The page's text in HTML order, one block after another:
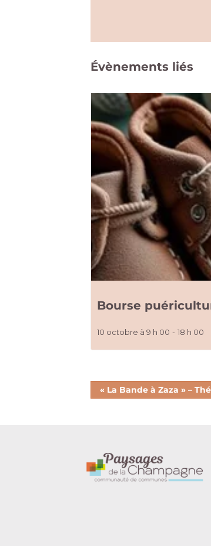
Évènements liés
Bourse
10 octobre à 9 h 00 - 18 h 00
« La Bande à Zaza » –